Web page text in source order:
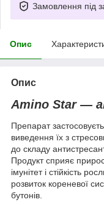
Замовлення під
Опис
Опис
Amino Star —
Препарат
виведення їх з
до складу
Продукт сприяє
імунітет і стійкість
розвиток кореневої
бутонів.